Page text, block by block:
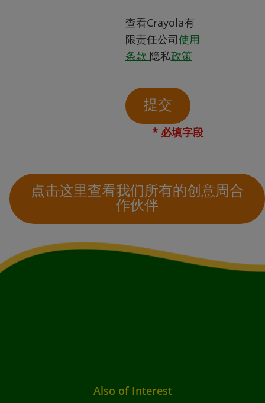
查看Crayola有
限责任公司使用
条款 在新窗口打开
隐私政策
提交
* 必填字段
点击这里查看我们所有的创意周合
作伙伴
Also of Interest